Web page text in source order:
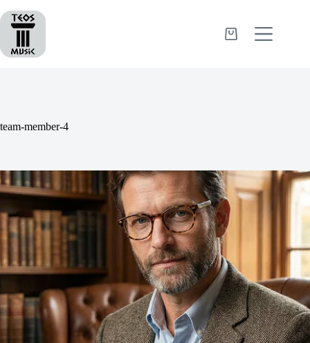
au
contenu
Panier
team-member-4